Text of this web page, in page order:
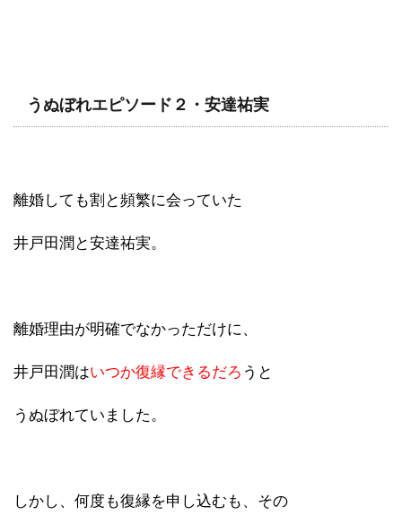
うぬぼれエピソード２・安達祐実
離婚しても割と頻繁に会っていた
井戸田潤と安達祐実。
離婚理由が明確でなかっただけに、
井戸田潤はいつか復縁できるだろ うと
うぬぼれていました。
しかし、何度も復縁を申し込むも、その